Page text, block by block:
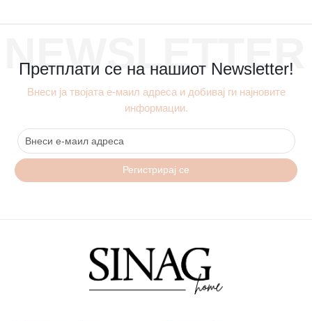
NEWSLETTER
Претплати се на нашиот Newsletter!
Внеси ја твојата е-маил адреса и добивај ги најновите
информации.
Регистрирај се